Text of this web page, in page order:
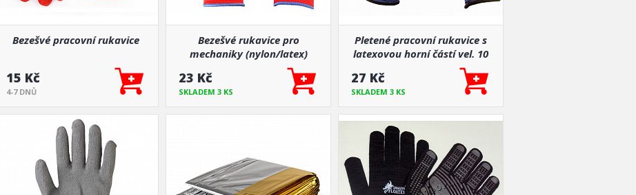
Bezešvé pracovní rukavice
15 Kč
4-7 DNŮ
Bezešvé rukavice pro
mechaniky (nylon/latex)
23 Kč
SKLADEM 3 KS
Pletené pracovní rukavice s
latexovou horní částí vel. 10
27 Kč
SKLADEM 3 KS